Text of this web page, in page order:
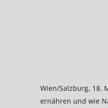
Wien/Salzburg, 18.
ernähren und wie